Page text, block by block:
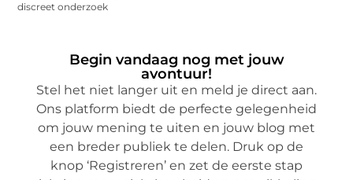
discreet onderzoek
Begin vandaag nog met jouw
avontuur!
Stel het niet langer uit en meld je direct aan.
Ons platform biedt de perfecte gelegenheid
om jouw mening te uiten en jouw blog met
een breder publiek te delen. Druk op de
knop ‘Registreren’ en zet de eerste stap